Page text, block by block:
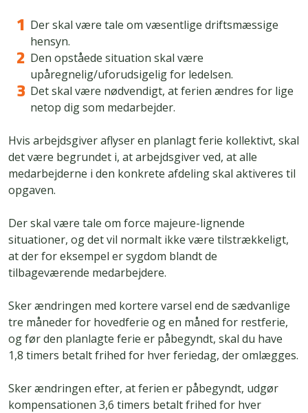
Der skal være tale om væsentlige driftsmæssige
hensyn.
Den opståede situation skal være
upåregnelig/uforudsigelig for ledelsen.
Det skal være nødvendigt, at ferien ændres for lige
netop dig som medarbejder.
Hvis arbejdsgiver aflyser en planlagt ferie kollektivt, skal
det være begrundet i, at arbejdsgiver ved, at alle
medarbejderne i den konkrete afdeling skal aktiveres til
opgaven.
Der skal være tale om force majeure-lignende
situationer, og det vil normalt ikke være tilstrækkeligt,
at der for eksempel er sygdom blandt de
tilbageværende medarbejdere.
Sker ændringen med kortere varsel end de sædvanlige
tre måneder for hovedferie og en måned for restferie,
og før den planlagte ferie er påbegyndt, skal du have
1,8 timers betalt frihed for hver feriedag, der omlægges.
Sker ændringen efter, at ferien er påbegyndt, udgør
kompensationen 3,6 timers betalt frihed for hver